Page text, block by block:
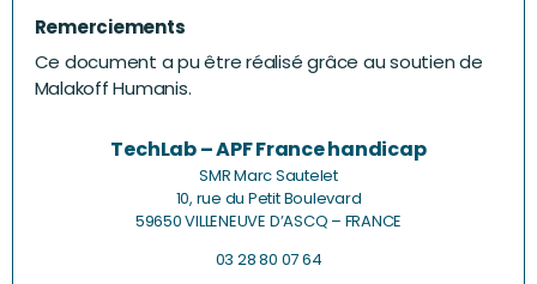
Remerciements
Ce document a pu être réalisé grâce au soutien de
Malakoff Humanis.
TechLab – APF France handicap
SMR Marc Sautelet
10, rue du Petit Boulevard
59650 VILLENEUVE D’ASCQ – FRANCE
03 28 80 07 64